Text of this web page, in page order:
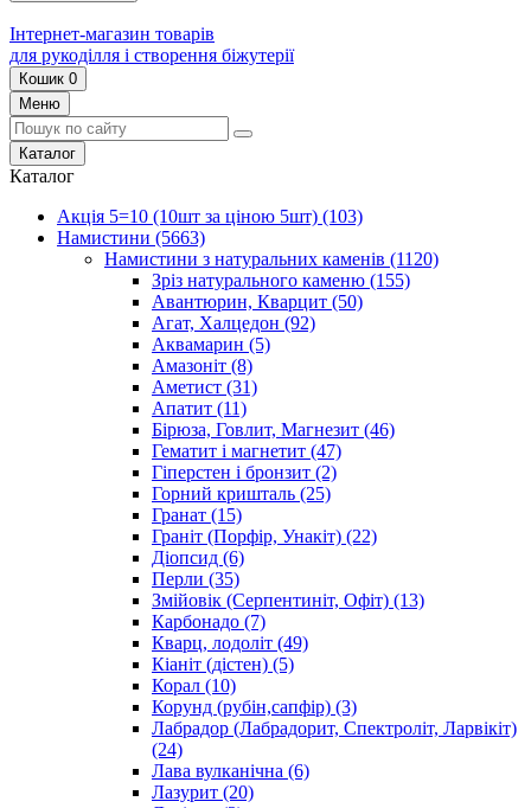
Інтернет-магазин товарів
для рукоділля і створення біжутерії
Кошик 0
Меню
Каталог
Каталог
Акція 5=10 (10шт за ціною 5шт) (103)
Намистини (5663)
Намистини з натуральних каменів (1120)
Зріз натурального каменю (155)
Авантюрин, Кварцит (50)
Агат, Халцедон (92)
Аквамарин (5)
Амазоніт (8)
Аметист (31)
Апатит (11)
Бірюза, Говлит, Магнезит (46)
Гематит і магнетит (47)
Гіперстен і бронзит (2)
Горний кришталь (25)
Гранат (15)
Граніт (Порфір, Унакіт) (22)
Діопсид (6)
Перли (35)
Змійовік (Серпентиніт, Офіт) (13)
Карбонадо (7)
Кварц, лодоліт (49)
Кіаніт (дістен) (5)
Корал (10)
Корунд (рубін,сапфір) (3)
Лабрадор (Лабрадорит, Спектроліт, Ларвікіт)
(24)
Лава вулканічна (6)
Лазурит (20)